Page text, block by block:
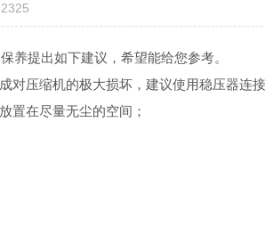
养提出如下建议，希望能给您参考。
压缩机的极大损坏，建议使用稳压器连接
在尽量无尘的空间；